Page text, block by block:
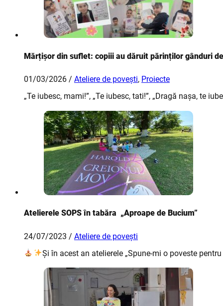
Mărțișor din suflet: copiii au dăruit părinților gânduri
01/03/2026 / Ateliere de povești, Proiecte
„Te iubesc, mami!”, „Te iubesc, tati!”, „Dragă nașa, te
Atelierele SOPS în tabăra „Aproape de Bucium”
24/07/2023 / Ateliere de povești
Și în acest an atelierele „Spune-mi o poveste